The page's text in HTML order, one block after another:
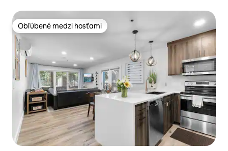
Obľúbené medzi hosťami
Obľúbené medzi hosťami